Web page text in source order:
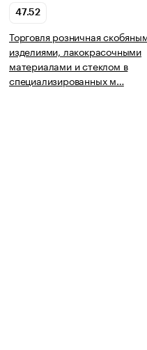
47.52
Торговля розничная
изделиями, лакокрасочными
материалами и стеклом в
специализированных м…